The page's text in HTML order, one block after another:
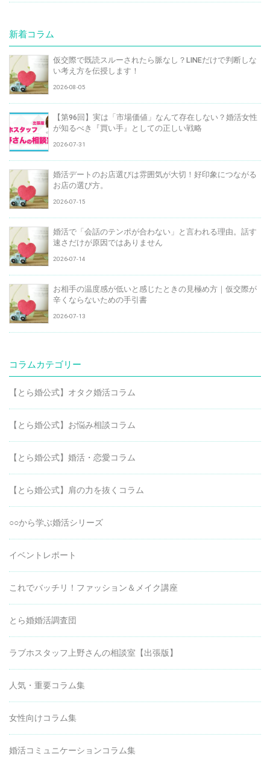
新着コラム
仮交際で既読スルーされたら脈なし？LINEだけで判断しな
い考え方を伝授します！
2026-08-05
【第96回】実は「市場価値」なんて存在しない？婚活女性
が知るべき『買い手』としての正しい戦略
2026-07-31
婚活デートのお店選びは雰囲気が大切！好印象につながる
お店の選び方。
2026-07-15
婚活で「会話のテンポが合わない」と言われる理由。話す
速さだけが原因ではありません
2026-07-14
お相手の温度感が低いと感じたときの見極め方｜仮交際が
辛くならないための手引書
2026-07-13
コラムカテゴリー
【とら婚公式】オタク婚活コラム
【とら婚公式】お悩み相談コラム
【とら婚公式】婚活・恋愛コラム
【とら婚公式】肩の力を抜くコラム
○○から学ぶ婚活シリーズ
イベントレポート
これでバッチリ！ファッション＆メイク講座
とら婚婚活調査団
ラブホスタッフ上野さんの相談室【出張版】
人気・重要コラム集
女性向けコラム集
婚活コミュニケーションコラム集